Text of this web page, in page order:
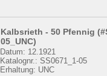
Kalbsrieth - 50 Pfennig
05_UNC)
Datum: 12.1921
Katalognr.: SS0671_1-05
Erhaltung: UNC